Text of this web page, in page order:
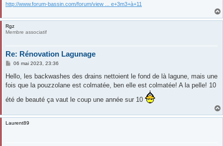
http://www.forum-bassin.com/forum/view ... e+3m3+à+11
Rgz
Membre associatif
Re: Rénovation Lagunage
M
s
a
e
06 mai 2023, 23:36
Hello, les backwashes des drains nettoient le fond de là lagune, mais une
fois que la pouzzolane est colmatée, ben elle est colmatée! A la pelle! 10
été de beauté ça vaut le coup une année sur 10
Laurent89